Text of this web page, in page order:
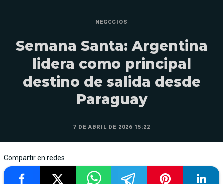
NEGOCIOS
Semana Santa: Argentina
lidera como principal
destino de salida desde
Paraguay
7 DE ABRIL DE 2026 15:22
Compartir en redes